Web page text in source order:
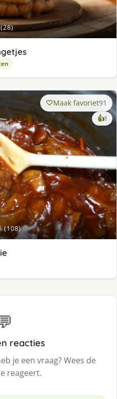
(108)
Maak favoriet91
👍1
reacties
je een vraag? Wees de
reageert.